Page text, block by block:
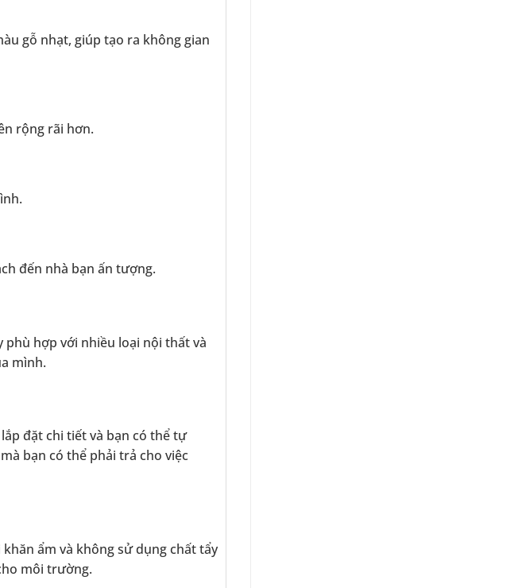
gỗ nhạt, giúp tạo ra không gian
rộng rãi hơn.
đến nhà bạn ấn tượng.
phù hợp với nhiều loại nội thất và
mình.
đặt chi tiết và bạn có thể tự
bạn có thể phải trả cho việc
ẩm và không sử dụng chất tẩy
môi trường.